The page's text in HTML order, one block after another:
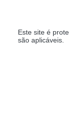
Este site é
são aplicáveis.